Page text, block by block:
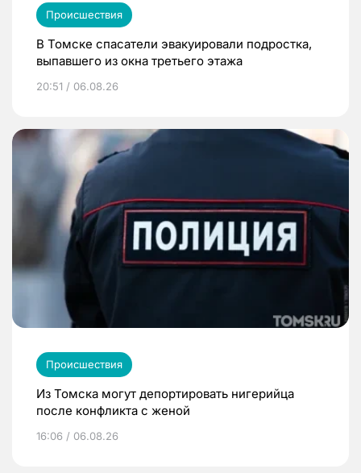
Происшествия
В Томске спасатели эвакуировали подростка,
выпавшего из окна третьего этажа
20:51 / 06.08.26
Происшествия
Из Томска могут депортировать нигерийца
после конфликта с женой
16:06 / 06.08.26